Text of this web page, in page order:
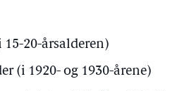
20-årsalderen)
(i 1920- og 1930-årene)